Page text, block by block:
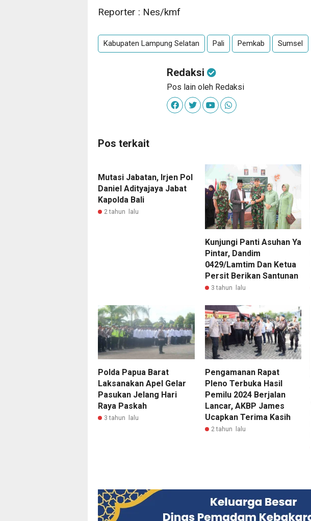
Reporter : Nes/kmf
Kabupaten Lampung Selatan Pali Pemkab Sumsel
Redaksi
Pos lain oleh Redaksi
Pos terkait
Mutasi Jabatan, Irjen Pol
Daniel Adityajaya Jabat
Kapolda Bali
2 tahun lalu
Kunjungi Panti Asuhan Ya
Pintar, Dandim
0429/Lamtim Dan Ketua
Persit Berikan Santunan
3 tahun lalu
Polda Papua Barat
Laksanakan Apel Gelar
Pasukan Jelang Hari
Raya Paskah
3 tahun lalu
Pengamanan Rapat
Pleno Terbuka Hasil
Pemilu 2024 Berjalan
Lancar, AKBP James
Ucapkan Terima Kasih
2 tahun lalu